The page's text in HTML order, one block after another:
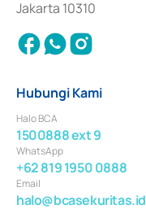
Jakarta 10310
Hubungi Kami
Halo BCA
1500888 ext 9
WhatsApp
+62 819 1950 0888
Email
halo@bcasekuritas.id